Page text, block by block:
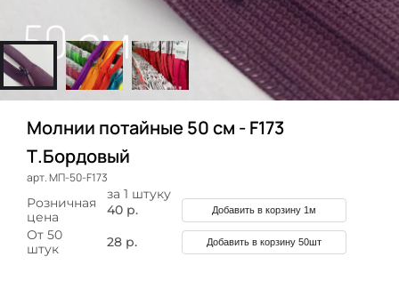
Молнии потайные 50 см - F173
Т.Бордовый
арт. МП-50-F173
за 1 штуку
Розничная
цена
40 р. Добавить в корзину 1м
От 50
штук
28 р. Добавить в корзину 50шт